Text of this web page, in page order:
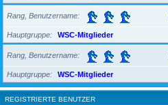
Rang, Benutzername
Hauptgruppe WSC-Mitglieder
Rang, Benutzername
Hauptgruppe WSC-Mitglieder
REGISTRIERTE BENUTZER